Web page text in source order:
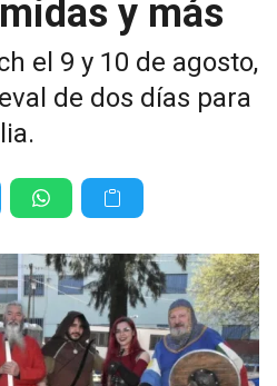
y más
el 9 y 10 de agosto,
de dos días para